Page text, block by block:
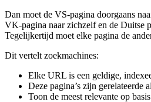
Dan moet de VS-pagina doorgaans
VK-pagina naar zichzelf en de Duitse
Tegelijkertijd moet elke pagina de
Dit vertelt zoekmachines:
Elke URL is een geldige,
Deze pagina’s zijn gerelateerde
Toon de meest relevante op